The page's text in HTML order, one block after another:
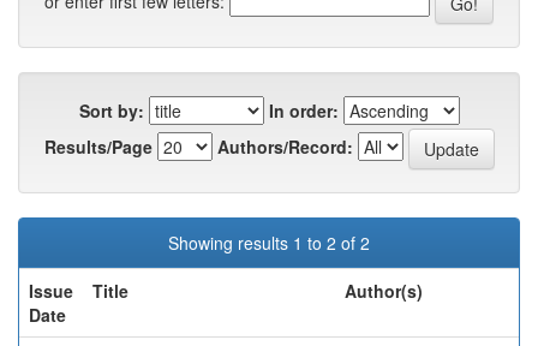
Sort by:
In order:
Results/Page
Authors/Record:
Showing results 1 to 2 of 2
Issue
Date
Title Author(s)